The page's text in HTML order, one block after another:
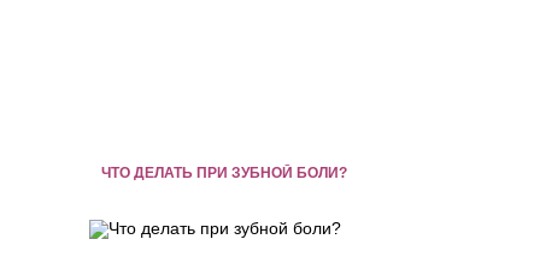
ЧТО ДЕЛАТЬ ПРИ ЗУБНОЙ БОЛИ?